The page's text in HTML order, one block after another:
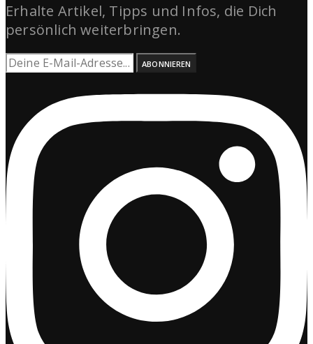
Erhalte Artikel, Tipps und Infos, die Dich
persönlich weiterbringen.
ABONNIEREN